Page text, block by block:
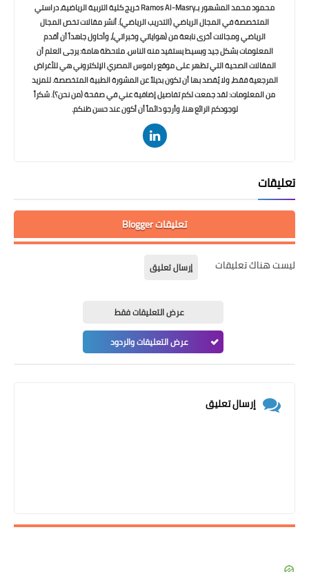
محمود محمد المشهور بـRamos Al-Masry خريج كلية التربية الرياضية، دراستي
المتخصصة في المجال الرياضي (التدريب الرياضي). أنشر مقالات تخص المجال
الرياضي ومجالات أخرى نابعة من (هواياتي وخبراتي)، وأحاول جاهداً أن أقدم
المعلومات بشكل جيد وبسيط يستفيد منه الناس. ملاحظة هامة: يرجى العلم أن
المقالات الصحية التي تظهر على موقع راموس المصري الإلكتروني هي للأغراض
المرجعية فقط، ولا يُقصد بها أن تكون بديلاً عن المشورة الطبية المتخصصة. للمزيد
من المعلومات: لقد جمعت لكم تفاصيل إضافية عني في صفحة (من نحن؟). شكراً
لوجودكم الرائع هنا، وأرجو دائماً أن أكون عند حسن ظنكم.
تعليقات
تعليقات Blogger
ليست هناك تعليقات إرسال تعليق
عرض التعليقات فقط
عرض التعليقات والردود
إرسال تعليق